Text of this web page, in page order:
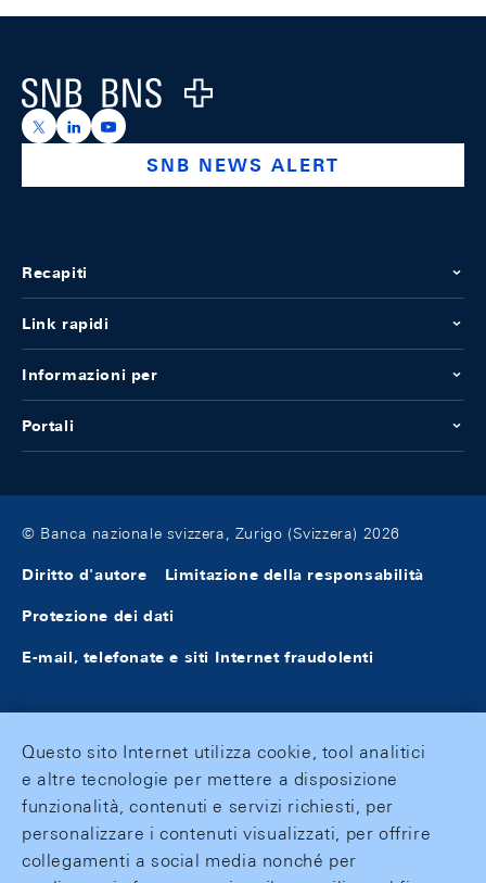
Logo
https://x.com/snb_bns
https://ch.linkedin.com/company/swiss-national-
https://www.youtube.com/@swissnationalbank
SNB NEWS ALERT
Recapiti
Link rapidi
Informazioni per
Portali
© Banca nazionale svizzera, Zurigo (Svizzera) 2026
Diritto d'autore Limitazione della responsabilità
Protezione dei dati
E-mail, telefonate e siti Internet fraudolenti
Questo sito Internet utilizza cookie, tool analitici
e altre tecnologie per mettere a disposizione
funzionalità, contenuti e servizi richiesti, per
personalizzare i contenuti visualizzati, per offrire
collegamenti a social media nonché per